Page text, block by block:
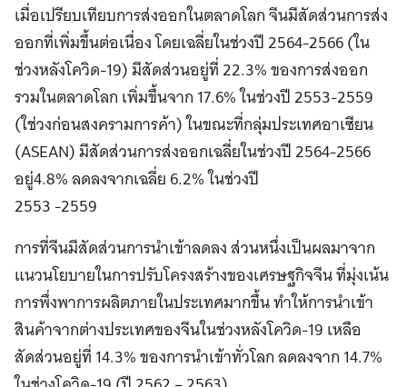
เมื่อเปรียบเทียบการส่งออกในตลาดโลก จีนมีสัดส่วนการส่ง
ออกที่เพิ่มขึ้นต่อเนื่อง โดยเฉลี่ยในช่วงปี 2564-2566 (ใน
ช่วงหลังโควิด-19) มีสัดส่วนอยู่ที่ 22.3% ของการส่งออก
รวมในตลาดโลก เพิ่มขึ้นจาก 17.6% ในช่วงปี 2553-2559
(ใช่วงก่อนสงครามการค้า) ในขณะที่กลุ่มประเทศอาเซียน
(ASEAN) มีสัดส่วนการส่งออกเฉลี่ยในช่วงปี 2564-2566
อยู่4.8% ลดลงจากเฉลี่ย 6.2% ในช่วงปี
2553 -2559
การที่จีนมีสัดส่วนการนำเข้าลดลง ส่วนหนึ่งเป็นผลมาจาก
แนวนโยบายในการปรับโครงสร้างของเศรษฐกิจจีน ที่มุ่งเน้น
การพึ่งพาการผลิตภายในประเทศมากขึ้น ทำให้การนำเข้า
สินค้าจากต่างประเทศของจีนในช่วงหลังโควิด-19 เหลือ
สัดส่วนอยู่ที่ 14.3% ของการนำเข้าทั่วโลก ลดลงจาก 14.7%